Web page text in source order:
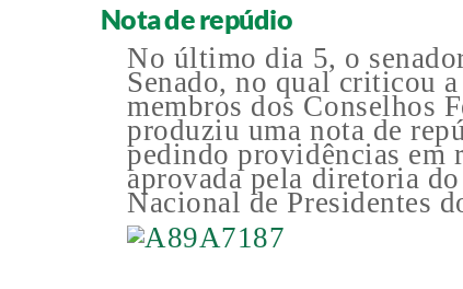
Nota de repúdio
No último dia 5, o
Senado, no qual criticou a
membros dos Conselhos
produziu uma nota de
pedindo providências em
aprovada pela diretoria
Nacional de Presidentes